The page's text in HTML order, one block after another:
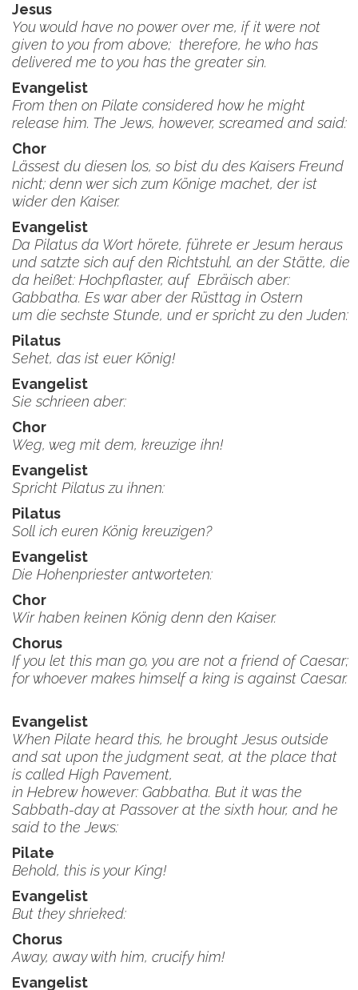
Jesus
You would have no power over me, if it were not
given to you from above; therefore, he who has
delivered me to you has the greater sin.
Evangelist
From then on Pilate considered how he might
release him. The Jews, however, screamed and said:
Chor
Lässest du diesen los, so bist du des Kaisers Freund
nicht; denn wer sich zum Könige machet, der ist
wider den Kaiser.
Evangelist
Da Pilatus da Wort hörete, führete er Jesum heraus
und satzte sich auf den Richtstuhl, an der Stätte, die
da heißet: Hochpflaster, auf Ebräisch aber:
Gabbatha. Es war aber der Rüsttag in Ostern
um die sechste Stunde, und er spricht zu den Juden:
Pilatus
Sehet, das ist euer König!
Evangelist
Sie schrieen aber:
Chor
Weg, weg mit dem, kreuzige ihn!
Evangelist
Spricht Pilatus zu ihnen:
Pilatus
Soll ich euren König kreuzigen?
Evangelist
Die Hohenpriester antworteten:
Chor
Wir haben keinen König denn den Kaiser.
Chorus
If you let this man go, you are not a friend of Caesar;
for whoever makes himself a king is against Caesar.
Evangelist
When Pilate heard this, he brought Jesus outside
and sat upon the judgment seat, at the place that
is called High Pavement,
in Hebrew however: Gabbatha. But it was the
Sabbath-day at Passover at the sixth hour, and he
said to the Jews:
Pilate
Behold, this is your King!
Evangelist
But they shrieked:
Chorus
Away, away with him, crucify him!
Evangelist